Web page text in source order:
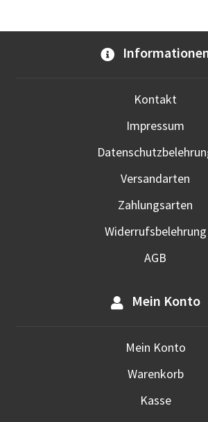
Kontakt
Impressum
Versandarten
Zahlungsarten
Widerrufsbelehrung
AGB
Mein Konto
Mein Konto
Warenkorb
Kasse